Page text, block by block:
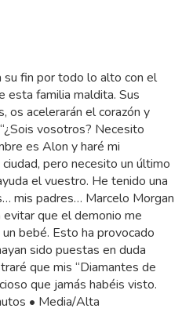
su fin por todo lo alto con el
esta familia maldita. Sus
os acelerarán el corazón y
vosotros? Necesito
es Alon y haré mi
pero necesito un último
el vuestro. He tenido una
mis padres… Marcelo Morgan
que el demonio me
bebé. Esto ha provocado
sido puestas en duda
que mis “Diamantes de
que jamás habéis visto.
• Media/Alta